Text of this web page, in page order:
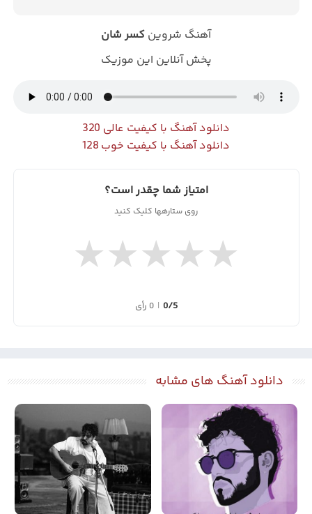
آهنگ شروین کسر شان
پخش آنلاین این موزیک
دانلود آهنگ با کیفیت عالی 320
دانلود آهنگ با کیفیت خوب 128
امتیاز شما چقدر است؟
روی ستارهها کلیک کنید
★
★
★
★
★
0/5
| 0 رأی
دانلود آهنگ های مشابه